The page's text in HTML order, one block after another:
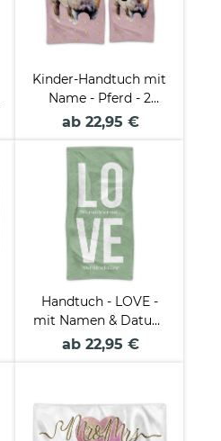
Kinder-Handtuch mit
Name - Pferd - 2
Größen
ab 22,95 €
Handtuch - LOVE -
mit Namen & Datum
- in 2 Größen
ab 22,95 €